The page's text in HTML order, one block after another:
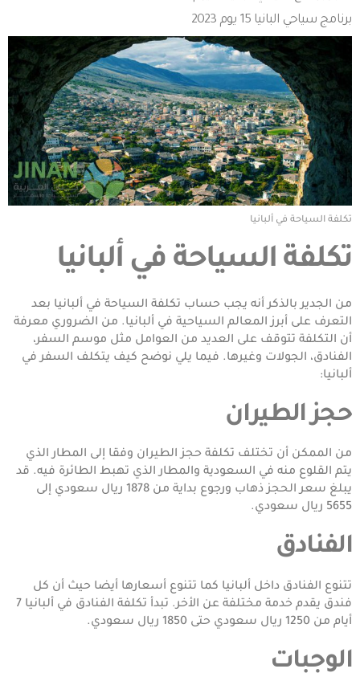
برنامج سياحي البانيا 15 يوم 2023
تكلفة السياحة في ألبانيا
تكلفة السياحة في ألبانيا
من الجدير بالذكر أنه يجب حساب تكلفة السياحة في ألبانيا بعد
التعرف على أبرز المعالم السياحية في ألبانيا. من الضروري معرفة
أن التكلفة تتوقف على العديد من العوامل مثل موسم السفر،
الفنادق، الجولات وغيرها. فيما يلي نوضح كيف يتكلف السفر في
ألبانيا:
حجز الطيران
من الممكن أن تختلف تكلفة حجز الطيران وفقا إلى المطار الذي
يتم القلوع منه في السعودية والمطار الذي تهبط الطائرة فيه. قد
يبلغ سعر الحجز ذهاب ورجوع بداية من 1878 ريال سعودي إلى
5655 ريال سعودي.
الفنادق
تتنوع الفنادق داخل ألبانيا كما تتنوع أسعارها أيضا حيث أن كل
فندق يقدم خدمة مختلفة عن الأخر. تبدأ تكلفة الفنادق في ألبانيا 7
أيام من 1250 ريال سعودي حتى 1850 ريال سعودي.
الوجبات